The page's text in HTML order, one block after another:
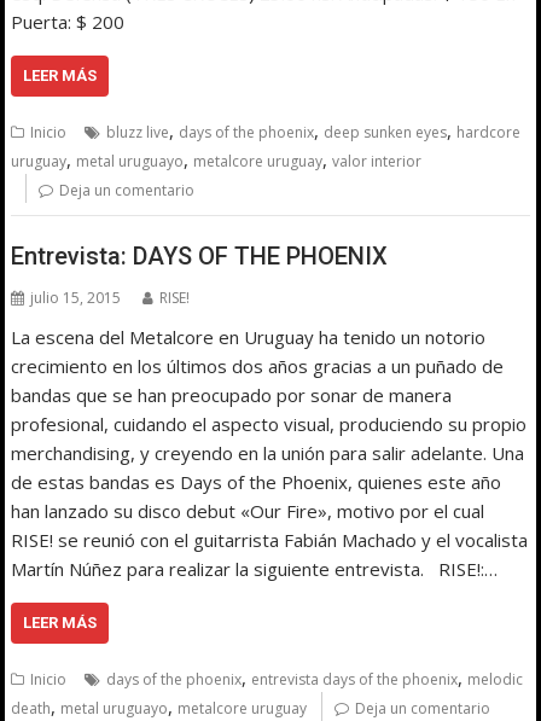
Puerta: $ 200
LEER MÁS
Inicio bluzz live, days of the phoenix, deep sunken eyes, hardcore
uruguay, metal uruguayo, metalcore uruguay,valor interior
Deja un comentario
Entrevista: DAYS OF THE PHOENIX
julio 15, 2015 RISE!
La escena del Metalcore en Uruguay ha tenido un notorio
crecimiento en los últimos dos años gracias a un puñado de
bandas que se han preocupado por sonar de manera
profesional, cuidando el aspecto visual, produciendo su propio
merchandising, y creyendo en la unión para salir adelante. Una
de estas bandas es Days of the Phoenix, quienes este año
han lanzado su disco debut «Our Fire», motivo por el cual
RISE! se reunió con el guitarrista Fabián Machado y el vocalista
Martín Núñez para realizar la siguiente entrevista. RISE!:…
LEER MÁS
Inicio days of the phoenix, entrevista days of the phoenix, melodic
death, metal uruguayo, metalcore uruguay Deja un comentario